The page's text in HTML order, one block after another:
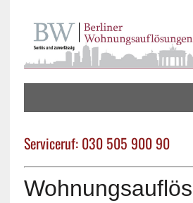
Serviceruf: 030 505 900 90